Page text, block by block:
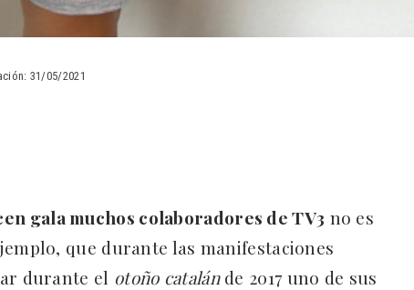
31/05/2021
gala muchos colaboradores de TV3 no es
que durante las manifestaciones
durante el otoño catalánde 2017 uno de sus